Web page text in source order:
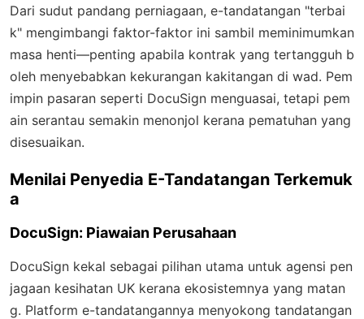
Dari sudut pandang perniagaan, e-tandatangan "terbai
k" mengimbangi faktor-faktor ini sambil meminimumkan
masa henti—penting apabila kontrak yang tertangguh b
oleh menyebabkan kekurangan kakitangan di wad. Pem
impin pasaran seperti DocuSign menguasai, tetapi pem
ain serantau semakin menonjol kerana pematuhan yang
disesuaikan.
Menilai Penyedia E-Tandatangan Terkemuk
a
DocuSign: Piawaian Perusahaan
DocuSign kekal sebagai pilihan utama untuk agensi pen
jagaan kesihatan UK kerana ekosistemnya yang matan
g. Platform e-tandatangannya menyokong tandatangan